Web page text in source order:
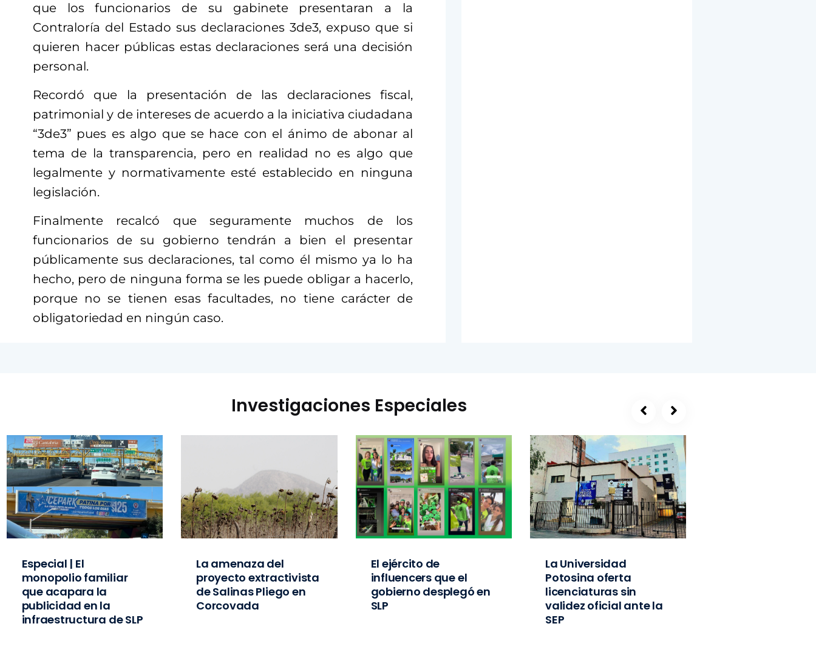
que los funcionarios de su gabinete presentaran a la
Contraloría del Estado sus declaraciones 3de3, expuso que si
quieren hacer públicas estas declaraciones será una decisión
personal.
Recordó que la presentación de las declaraciones fiscal,
patrimonial y de intereses de acuerdo a la iniciativa ciudadana
“3de3” pues es algo que se hace con el ánimo de abonar al
tema de la transparencia, pero en realidad no es algo que
legalmente y normativamente esté establecido en ninguna
legislación.
Finalmente recalcó que seguramente muchos de los
funcionarios de su gobierno tendrán a bien el presentar
públicamente sus declaraciones, tal como él mismo ya lo ha
hecho, pero de ninguna forma se les puede obligar a hacerlo,
porque no se tienen esas facultades, no tiene carácter de
obligatoriedad en ningún caso.
Investigaciones Especiales
Especial | El
monopolio familiar
que acapara la
publicidad en la
infraestructura de SLP
La amenaza del
proyecto extractivista
de Salinas Pliego en
Corcovada
El ejército de
influencers que el
gobierno desplegó en
SLP
La Universidad
Potosina oferta
licenciaturas sin
validez oficial ante la
SEP